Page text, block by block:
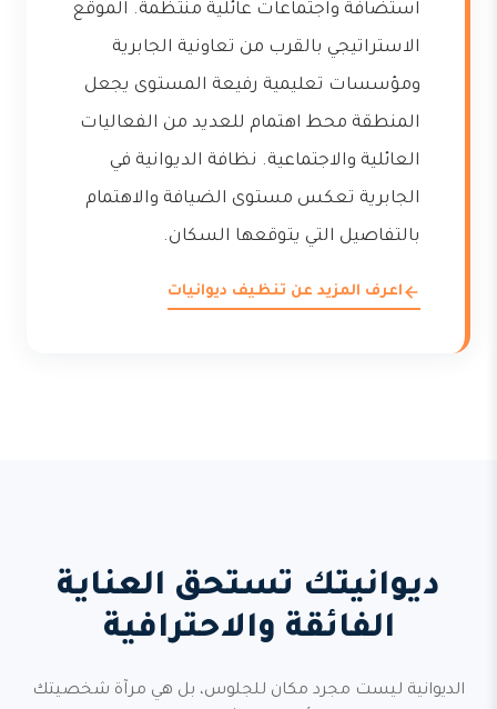
استضافة واجتماعات عائلية منتظمة. الموقع
الاستراتيجي بالقرب من تعاونية الجابرية
ومؤسسات تعليمية رفيعة المستوى يجعل
المنطقة محط اهتمام للعديد من الفعاليات
العائلية والاجتماعية. نظافة الديوانية في
الجابرية تعكس مستوى الضيافة والاهتمام
بالتفاصيل التي يتوقعها السكان.
اعرف المزيد عن تنظيف ديوانيات
ديوانيتك تستحق العناية
الفائقة والاحترافية
الديوانية ليست مجرد مكان للجلوس، بل هي مرآة شخصيتك